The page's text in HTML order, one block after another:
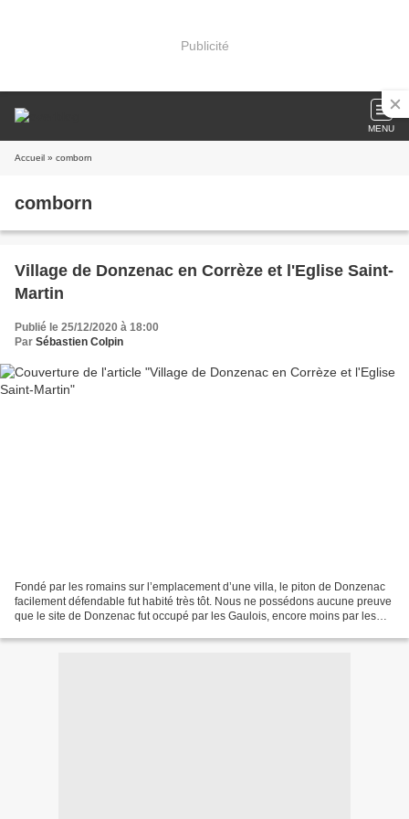
Publicité
MENU
Accueil » comborn
comborn
Village de Donzenac en Corrèze et l'Eglise Saint-
Martin
Publié le 25/12/2020 à 18:00
Par Sébastien Colpin
Fondé par les romains sur l’emplacement d’une villa, le piton de Donzenac
facilement défendable fut habité très tôt. Nous ne possédons aucune preuve
que le site de Donzenac fut occupé par les Gaulois, encore moins par les